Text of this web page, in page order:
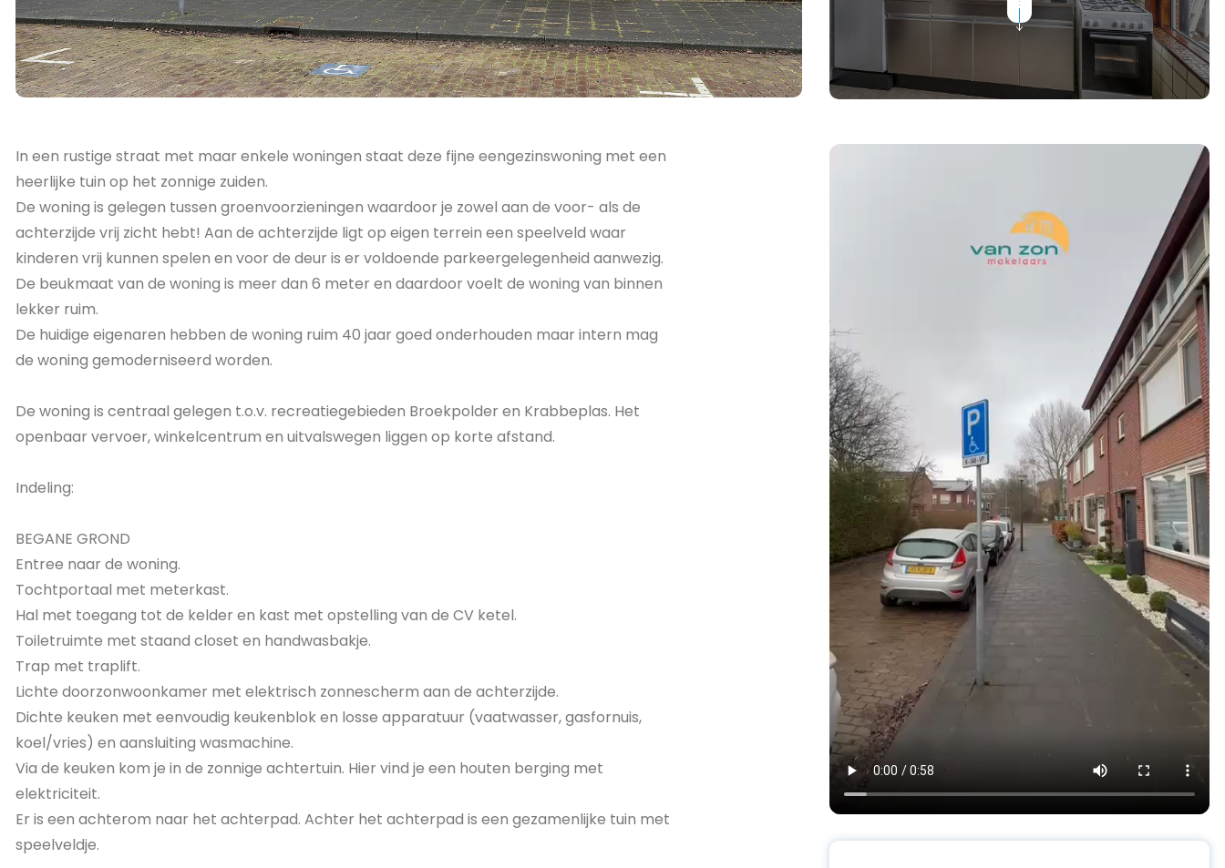
In een rustige straat met maar enkele woningen staat deze fijne eengezinswoning met een
heerlijke tuin op het zonnige zuiden.
De woning is gelegen tussen groenvoorzieningen waardoor je zowel aan de voor- als de
achterzijde vrij zicht hebt! Aan de achterzijde ligt op eigen terrein een speelveld waar
kinderen vrij kunnen spelen en voor de deur is er voldoende parkeergelegenheid aanwezig.
De beukmaat van de woning is meer dan 6 meter en daardoor voelt de woning van binnen
lekker ruim.
De huidige eigenaren hebben de woning ruim 40 jaar goed onderhouden maar intern mag
de woning gemoderniseerd worden.
De woning is centraal gelegen t.o.v. recreatiegebieden Broekpolder en Krabbeplas. Het
openbaar vervoer, winkelcentrum en uitvalswegen liggen op korte afstand.
Indeling:
BEGANE GROND
Entree naar de woning.
Tochtportaal met meterkast.
Hal met toegang tot de kelder en kast met opstelling van de CV ketel.
Toiletruimte met staand closet en handwasbakje.
Trap met traplift.
Lichte doorzonwoonkamer met elektrisch zonnescherm aan de achterzijde.
Dichte keuken met eenvoudig keukenblok en losse apparatuur (vaatwasser, gasfornuis,
koel/vries) en aansluiting wasmachine.
Via de keuken kom je in de zonnige achtertuin. Hier vind je een houten berging met
elektriciteit.
Er is een achterom naar het achterpad. Achter het achterpad is een gezamenlijke tuin met
speelveldje.